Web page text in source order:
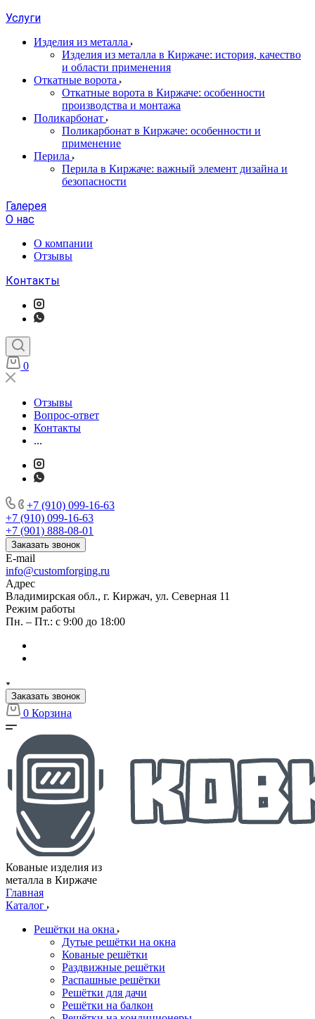
Услуги
Изделия из металла
Изделия из металла в Киржаче: история, качество
и области применения
Откатные ворота
Откатные ворота в Киржаче: особенности
производства и монтажа
Поликарбонат
Поликарбонат в Киржаче: особенности и
применение
Перила
Перила в Киржаче: важный элемент дизайна и
безопасности
Галерея
О нас
О компании
Отзывы
Контакты
0
Отзывы
Вопрос-ответ
Контакты
...
+7 (910) 099-16-63
+7 (910) 099-16-63
+7 (901) 888-08-01
Заказать звонок
E-mail
info@customforging.ru
Адрес
Владимирская обл., г. Киржач, ул. Северная 11
Режим работы
Пн. – Пт.: с 9:00 до 18:00
Заказать звонок
0 Корзина
Кованые изделия из
металла в Киржаче
Главная
Каталог
Решётки на окна
Дутые решётки на окна
Кованые решётки
Раздвижные решётки
Распашные решётки
Решётки для дачи
Решётки на балкон